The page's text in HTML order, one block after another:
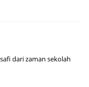
dari zaman sekolah